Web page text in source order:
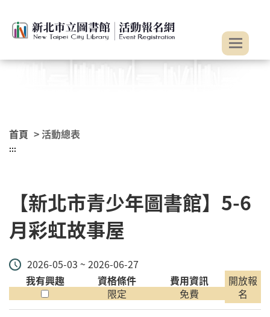
首頁 > 活動總表
:::
【新北市青少年圖書館】5-6
月彩虹故事屋
2026-05-03 ~ 2026-06-27
我有興趣
資格條件
限定
費用資訊
免費
開放報
名